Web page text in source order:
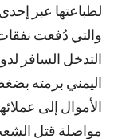
لطباعتها عبر
والتي دُفعت
التدخل السافر
اليمني برمته
الأموال إلى
مواصلة قتل